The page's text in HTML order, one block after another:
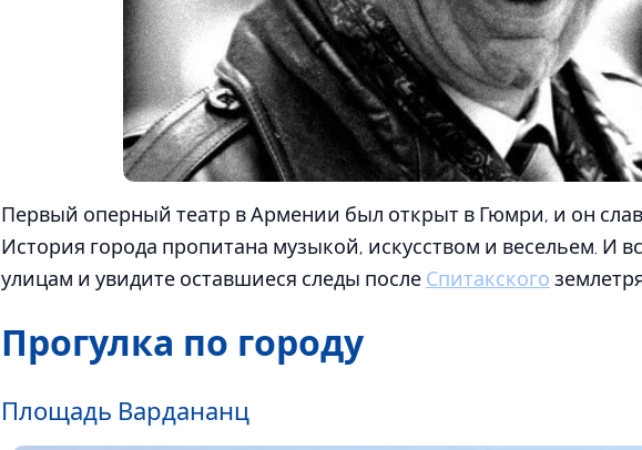
Первый оперный театр в Армении был открыт в Гюмри, и он
История города пропитана музыкой, искусством и весельем. И
улицам и увидите оставшиеся следы после Спитакского
Прогулка по городу
Площадь Вардананц